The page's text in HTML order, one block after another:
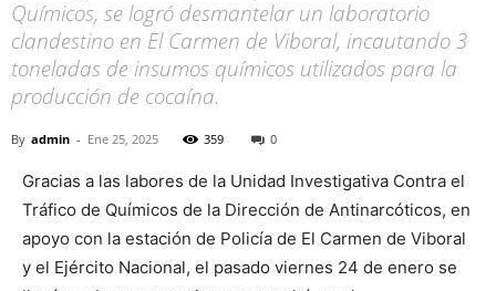
Químicos, se logró desmantelar un laboratorio
clandestino en El Carmen de Viboral, incautando 3
toneladas de insumos químicos utilizados para la
producción de cocaína.
By admin - Ene 25, 2025 359 0
Gracias a las labores de la Unidad Investigativa Contra el
Tráfico de Químicos de la Dirección de Antinarcóticos, en
apoyo con la estación de Policía de El Carmen de Viboral
y el Ejército Nacional, el pasado viernes 24 de enero se